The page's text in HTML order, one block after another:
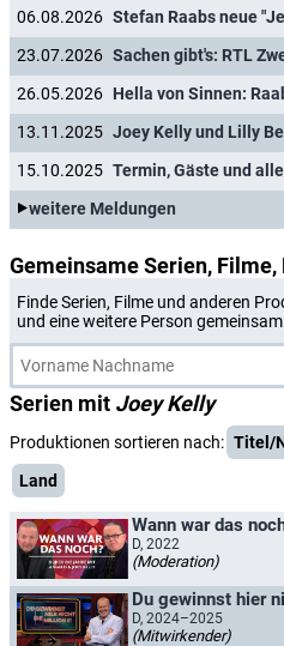
06.08.2026
23.07.2026 Sachen gibt's: RTL
26.05.2026
13.11.2025
15.10.2025
weitere Meldungen
Gemeinsame Serien,
Finde Serien, Filme und anderen
und eine weitere Person
Serien mit Joey Kelly
Produktionen sortieren nach: Titel/
Land
D, 2022
(Moderation)
D, 2024–2025
(Mitwirkender)